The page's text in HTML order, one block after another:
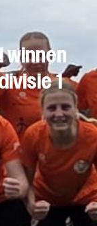
winnen
1